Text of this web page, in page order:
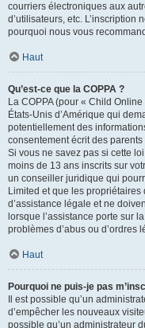
courriers électroniques aux
d’utilisateurs, etc. L’inscription
pourquoi nous vous
Haut
Qu’est-ce que la COPPA ?
La COPPA (pour « Child
États-Unis d’Amérique qui
potentiellement des
consentement écrit des
Si vous ne savez pas si cette
moins de 13 ans inscrits sur
un conseiller juridique qui
Limited et que les
d’assistance légale et ne
lorsque l’assistance porte sur
problèmes d’abus ou d’ordres
Haut
Pourquoi ne puis-je pas
Il est possible qu’un
d’empêcher les nouveaux
possible qu’un administrateur